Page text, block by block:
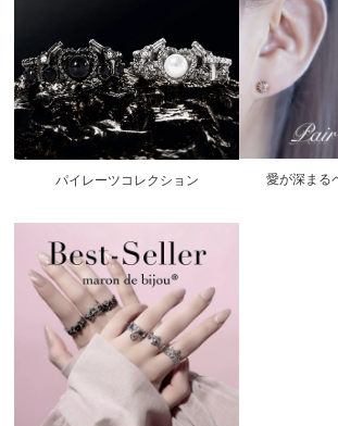
パイレーツコレクション 愛が深まる